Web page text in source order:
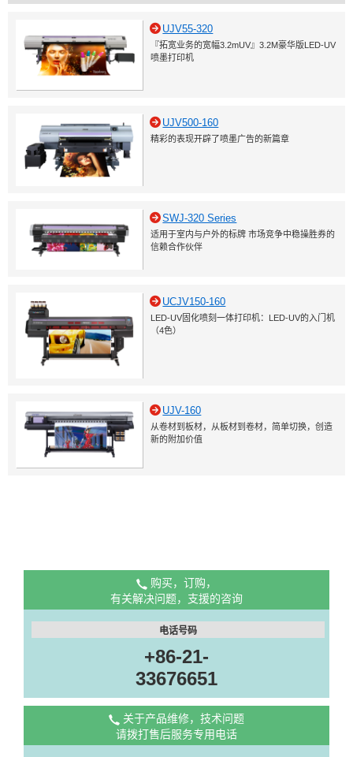
UJV55-320
『拓宽业务的宽幅3.2mUV』3.2M豪华版LED-UV
喷墨打印机
UJV500-160
精彩的表现开辟了喷墨广告的新篇章
SWJ-320 Series
适用于室内与户外的标牌 市场竞争中稳操胜券的
信赖合作伙伴
UCJV150-160
LED-UV固化喷刻一体打印机：LED-UV的入门机
（4色）
UJV-160
从卷材到板材，从板材到卷材，简单切换，创造
新的附加价值
购买，订购，
有关解决问题，支援的咨询
电话号码
+86-21-
33676651
关于产品维修，技术问题
请拨打售后服务专用电话